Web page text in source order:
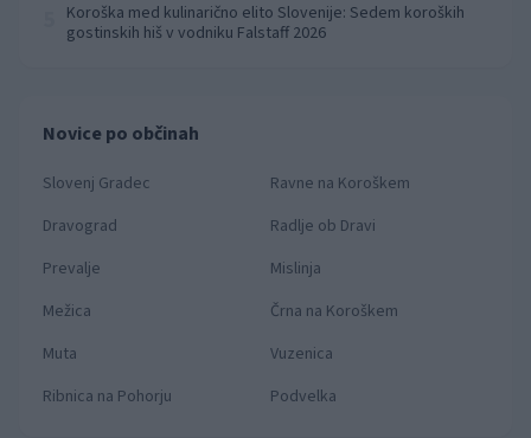
Koroška med kulinarično elito Slovenije: Sedem koroških
gostinskih hiš v vodniku Falstaff 2026
Novice po občinah
Slovenj Gradec
Ravne na Koroškem
Dravograd
Radlje ob Dravi
Prevalje
Mislinja
Mežica
Črna na Koroškem
Muta
Vuzenica
Ribnica na Pohorju
Podvelka